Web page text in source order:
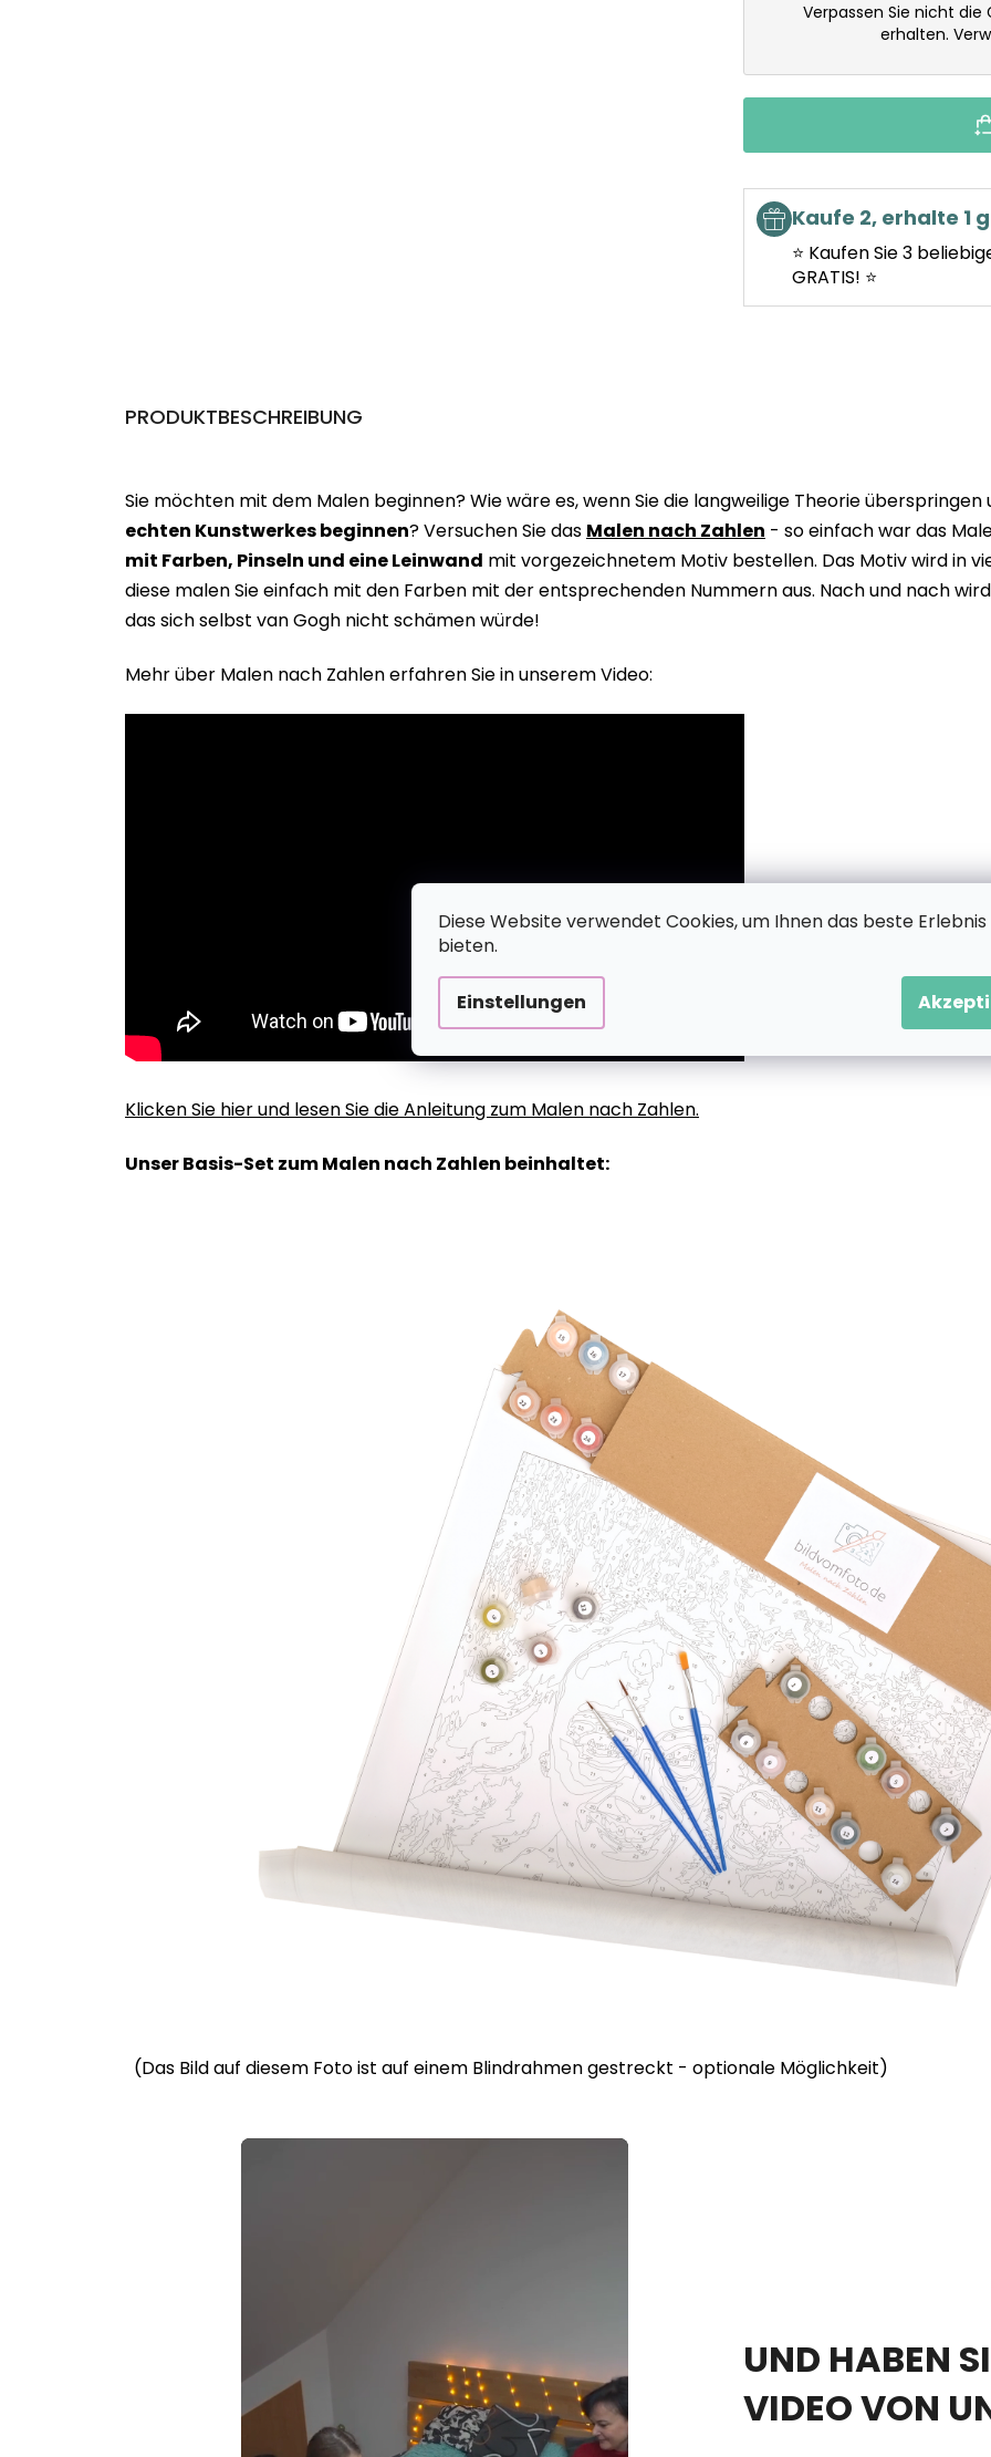
Diese Website verwendet Cookies, um Ihnen das beste Erlebnis
bieten.
Einstellungen
Verpassen Sie nicht
erhalten.
Kaufe 2, erhalte 1
⭐ Kaufen Sie 3
GRATIS! ⭐
PRODUKTBESCHREIBUNG
Sie möchten mit dem Malen beginnen? Wie wäre es, wenn Sie die langweilige Theorie überspringen
echten Kunstwerkes beginnen? Versuchen Sie das Malen nach Zahlen - so einfach war das
mit Farben, Pinseln und eine Leinwand mit vorgezeichnetem Motiv bestellen. Das Motiv wird in
diese malen Sie einfach mit den Farben mit der entsprechenden Nummern aus. Nach und nach
das sich selbst van Gogh nicht schämen würde!
Mehr über Malen nach Zahlen erfahren Sie in unserem Video:
Klicken Sie hier und lesen Sie die Anleitung zum Malen nach Zahlen.
Unser Basis-Set zum Malen nach Zahlen beinhaltet:
(Das Bild auf diesem Foto ist auf einem Blindrahmen gestreckt - optionale Möglichkeit)
UND HABEN
VIDEO VON